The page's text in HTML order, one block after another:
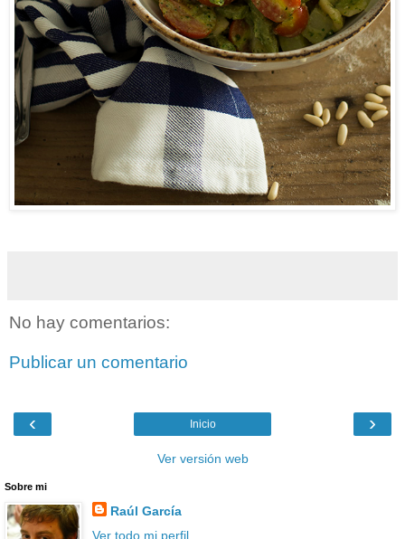
No hay comentarios:
Publicar un comentario
‹ ›
Inicio
Ver versión web
Sobre mi
Raúl García
Ver todo mi perfil